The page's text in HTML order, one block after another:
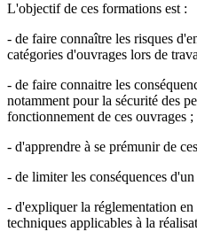
L'objectif de ces formations est :
- de faire connaître les risques
catégories d'ouvrages lors de
- de faire connaitre les
notamment pour la sécurité des
fonctionnement de ces ouvrages ;
- d'apprendre à se prémunir de
- de limiter les conséquences
- d'expliquer la réglementation
techniques applicables à la